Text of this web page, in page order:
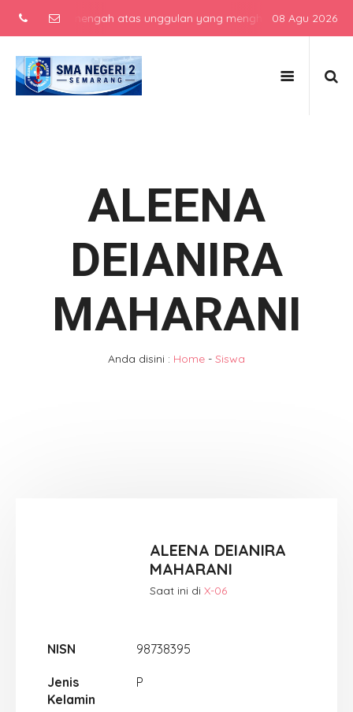
menengah atas unggulan yang menghasilkan lulusan
08 Agu 2026
ALEENA
DEIANIRA
MAHARANI
Anda disini : Home - Siswa
ALEENA DEIANIRA
MAHARANI
Saat ini di X-06
NISN 98738395
Jenis
Kelamin
P